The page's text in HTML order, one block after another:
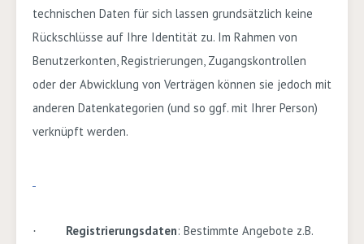
technischen Daten für sich lassen grundsätzlich keine
Rückschlüsse auf Ihre Identität zu. Im Rahmen von
Benutzerkonten, Registrierungen, Zugangskontrollen
oder der Abwicklung von Verträgen können sie jedoch mit
anderen Datenkategorien (und so ggf. mit Ihrer Person)
verknüpft werden.
· Registrierungsdaten: Bestimmte Angebote z.B.